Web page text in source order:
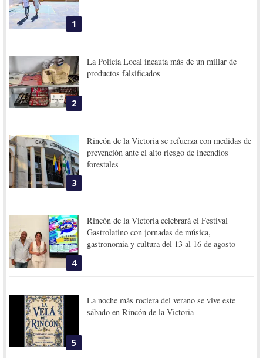
1
2
La Policía Local incauta más de un millar de
productos falsificados
3
Rincón de la Victoria se refuerza con medidas de
prevención ante el alto riesgo de incendios
forestales
4
Rincón de la Victoria celebrará el Festival
Gastrolatino con jornadas de música,
gastronomía y cultura del 13 al 16 de agosto
5
La noche más rociera del verano se vive este
sábado en Rincón de la Victoria